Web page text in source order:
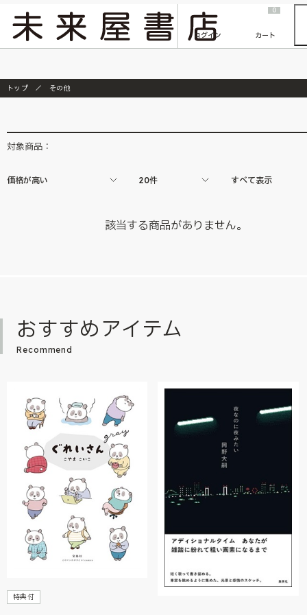
『ONE PIECE magazine 021 ONE PIECEカード付き同梱版』発売延期のご案内
ログイン
0
カート
トップ その他
対象商品：
価格が高い 20件 すべて表示
該当する商品がありません。
おすすめアイテム
Recommend
特典付